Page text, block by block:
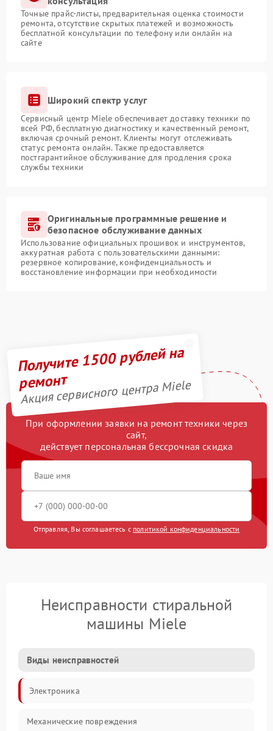
Точные прайс-листы, предварительная оценка стоимости
ремонта, отсутствие скрытых платежей и возможность
бесплатной консультации по телефону или онлайн на
сайте
Широкий спектр услуг
Сервисный центр Miele обеспечивает доставку техники по
всей РФ, бесплатную диагностику и качественный ремонт,
включая срочный ремонт. Клиенты могут отслеживать
статус ремонта онлайн. Также предоставляется
постгарантийное обслуживание для продления срока
службы техники
Оригинальные программные решение и
безопасное обслуживание данных
Использование официальных прошивок и инструментов,
аккуратная работа с пользовательскими данными:
резервное копирование, конфиденциальность и
восстановление информации при необходимости
Получите 1500 рублей на
ремонт
Акция сервисного центра Miele
При оформлении заявки на ремонт техники через
сайт,
действует персональная бессрочная скидка
Отправляя, Вы соглашаетесь с политикой конфиденциальности
Неисправности стиральной
машины Miele
Виды неисправностей
Электроника
Механические повреждения